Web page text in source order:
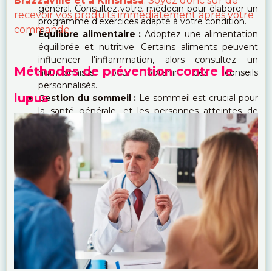
général. Consultez votre médecin pour élaborer un
programme d'exercices adapté à votre condition.
Équilibre alimentaire : Adoptez une alimentation
équilibrée et nutritive. Certains aliments peuvent
influencer l'inflammation, alors consultez un
nutritionniste pour obtenir des conseils
personnalisés.
Gestion du sommeil : Le sommeil est crucial pour
la santé générale, et les personnes atteintes de
lupus peuvent souvent être sujettes à la fatigue.
Établissez des routines de sommeil régulières et
créez un environnement propice au repos.
Communication avec le professionnel de la
santé :Si vous ressentez des symptômes
nouveaux ou aggravants, communiquez
immédiatement avec votre médecin. La
communication ouverte est essentielle pour un
suivi médical efficace.
Soutien social :Recherchez le soutien de votre
famille, de vos amis ou de groupes de soutien. Vivre
avec une maladie chronique peut être difficile, et
recevoir vos produits immédiatement après votre
commande.
Méthodes de prévention contre le
lupus